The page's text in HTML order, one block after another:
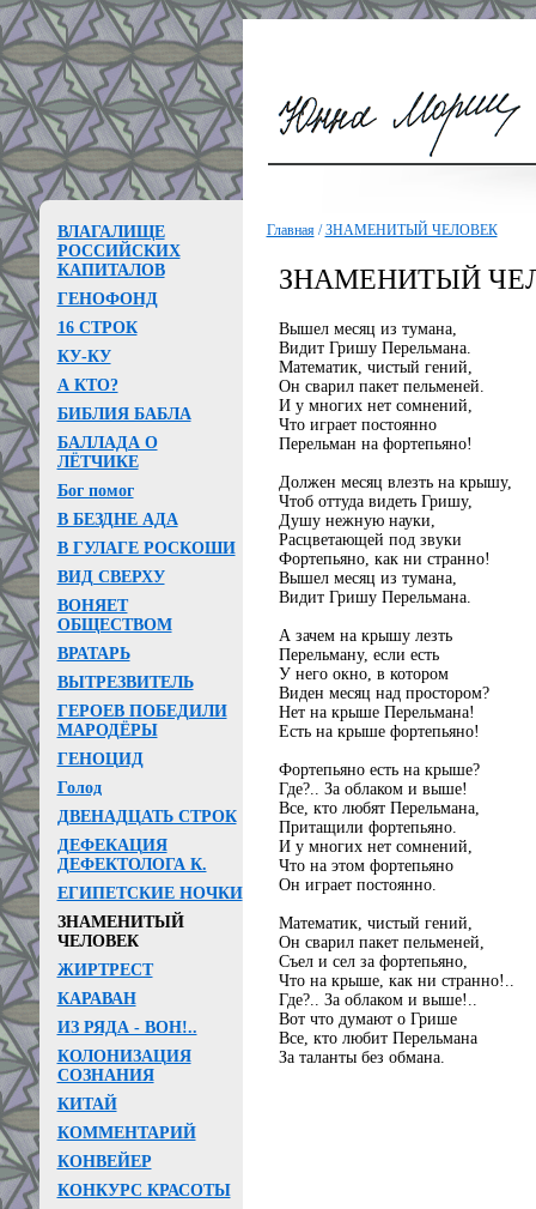
ВЛАГАЛИЩЕ
РОССИЙСКИХ
КАПИТАЛОВ
ГЕНОФОНД
16 СТРОК
КУ-КУ
А КТО?
БИБЛИЯ БАБЛА
БАЛЛАДА О
ЛЁТЧИКЕ
Бог помог
В БЕЗДНЕ АДА
В ГУЛАГЕ РОСКОШИ
ВИД СВЕРХУ
ВОНЯЕТ
ОБЩЕСТВОМ
ВРАТАРЬ
ВЫТРЕЗВИТЕЛЬ
ГЕРОЕВ ПОБЕДИЛИ
МАРОДЁРЫ
ГЕНОЦИД
Голод
ДВЕНАДЦАТЬ СТРОК
ДЕФЕКАЦИЯ
ДЕФЕКТОЛОГА К.
ЕГИПЕТСКИЕ НОЧКИ
ЗНАМЕНИТЫЙ
ЧЕЛОВЕК
ЖИРТРЕСТ
КАРАВАН
ИЗ РЯДА - ВОН!..
КОЛОНИЗАЦИЯ
СОЗНАНИЯ
КИТАЙ
КОММЕНТАРИЙ
КОНВЕЙЕР
КОНКУРС КРАСОТЫ
Главная/ЗНАМЕНИТЫЙ ЧЕЛОВЕК
ЗНАМЕНИТЫЙ
Вышел месяц из тумана,
Видит Гришу Перельмана.
Математик, чистый гений,
Он сварил пакет пельменей.
И у многих нет сомнений,
Что играет постоянно
Перельман на фортепьяно!
Должен месяц влезть на крышу,
Чтоб оттуда видеть Гришу,
Душу нежную науки,
Расцветающей под звуки
Фортепьяно, как ни странно!
Вышел месяц из тумана,
Видит Гришу Перельмана.
А зачем на крышу лезть
Перельману, если есть
У него окно, в котором
Виден месяц над простором?
Нет на крыше Перельмана!
Есть на крыше фортепьяно!
Фортепьяно есть на крыше?
Где?.. За облаком и выше!
Все, кто любят Перельмана,
Притащили фортепьяно.
И у многих нет сомнений,
Что на этом фортепьяно
Он играет постоянно.
Математик, чистый гений,
Он сварил пакет пельменей,
Съел и сел за фортепьяно,
Что на крыше, как ни странно!..
Где?.. За облаком и выше!..
Вот что думают о Грише
Все, кто любит Перельмана
За таланты без обмана.